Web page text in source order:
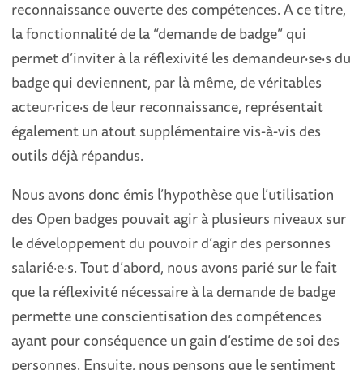
reconnaissance ouverte des compétences. A ce titre,
la fonctionnalité de la “demande de badge” qui
permet d’inviter à la réflexivité les demandeur·se·s du
badge qui deviennent, par là même, de véritables
acteur·rice·s de leur reconnaissance, représentait
également un atout supplémentaire vis-à-vis des
outils déjà répandus.
Nous avons donc émis l’hypothèse que l’utilisation
des Open badges pouvait agir à plusieurs niveaux sur
le développement du pouvoir d’agir des personnes
salarié·e·s. Tout d’abord, nous avons parié sur le fait
que la réflexivité nécessaire à la demande de badge
permette une conscientisation des compétences
ayant pour conséquence un gain d’estime de soi des
personnes. Ensuite, nous pensons que le sentiment